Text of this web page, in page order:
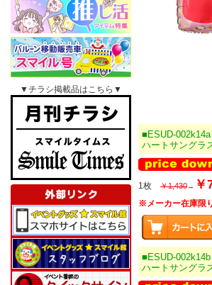
■ESUD-002k14a
ハートサングラ
1枚 ￥1,430→ ￥
※メーカー在庫限
■ESUD-002k14b
ハートサングラ
▼チラシ掲載品はこちら▼